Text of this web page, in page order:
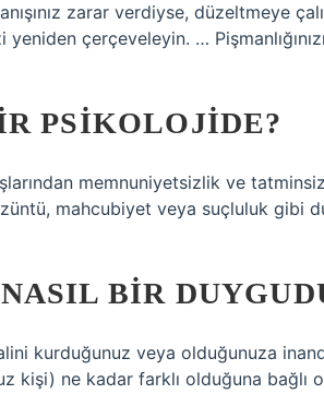
zarar verdiyse, düzeltmeye
çerçeveleyin. …
PSIKOLOJIDE?
memnuniyetsizlik ve
mahcubiyet veya suçluluk gibi
BIR
kurduğunuz veya olduğunuza
kişi) ne kadar farklı olduğuna bağlı